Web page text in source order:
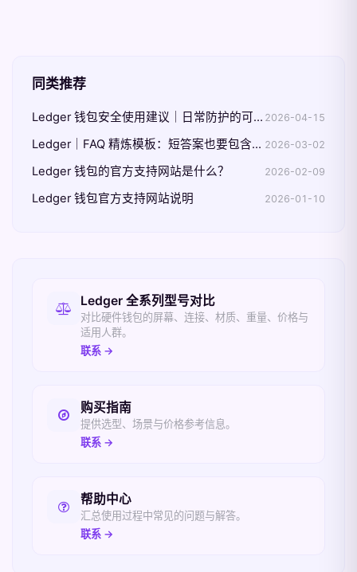
同类推荐
Ledger 钱包安全使用建议｜日常防护的可执行清单 2026-04-15
Ledger｜FAQ 精炼模板：短答案也要包含边界条件 2026-03-02
Ledger 钱包的官方支持网站是什么？ 2026-02-09
Ledger 钱包官方支持网站说明 2026-01-10
相关入口
Ledger 全系列型号对比
对比硬件钱包的屏幕、连接、材质、重量、价格与
适用人群。
联系 →
购买指南
提供选型、场景与价格参考信息。
联系 →
帮助中心
汇总使用过程中常见的问题与解答。
联系 →